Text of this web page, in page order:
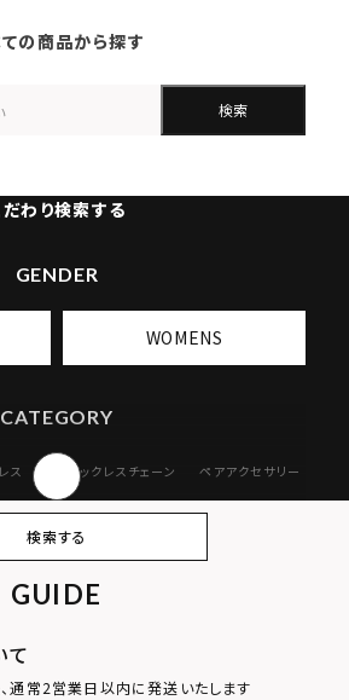
の商品から探す
検索
だわり検索する
GENDER
WOMENS
CATEGORY
ス ネックレスチェーン ペアアクセサリー
ストア
ギフトボックス
検索する
GUIDE
て
通常2営業日以内に発送いたします